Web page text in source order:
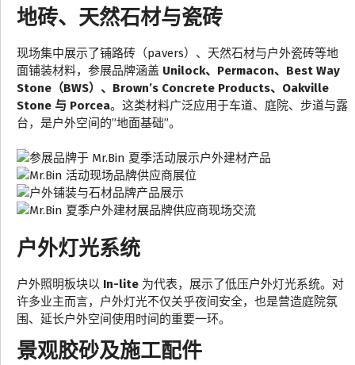
地砖、天然石材与瓷砖
现场集中展示了铺路砖（pavers）、天然石材与户外瓷砖等地
面铺装材料，参展品牌涵盖 Unilock、Permacon、Best Way
Stone（BWS）、Brown’s Concrete Products、Oakville
Stone 与 Porcea。这类材料广泛应用于车道、庭院、步道与露
台，是户外空间的”地面基础”。
户外灯光系统
户外照明板块以 In-lite 为代表，展示了低压户外灯光系统。对
许多业主而言，户外灯光不仅关乎夜间安全，也是营造庭院氛
围、延长户外空间使用时间的重要一环。
景观胶砂及施工配件